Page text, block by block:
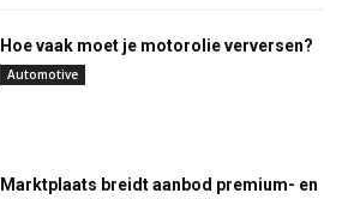
Hoe vaak moet je motorolie verversen?
Automotive
Marktplaats breidt aanbod premium- en